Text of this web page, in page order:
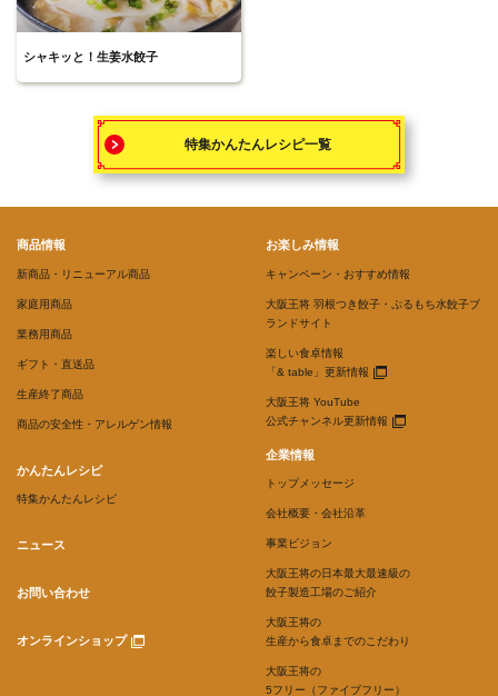
シャキッと！生姜水餃子
特集かんたんレシピ一覧
商品情報
新商品・リニューアル商品
家庭用商品
業務用商品
ギフト・直送品
生産終了商品
商品の安全性・アレルゲン情報
お楽しみ情報
キャンペーン・おすすめ情報
大阪王将 羽根つき餃子・ぷるもち水餃子ブ
ランドサイト
楽しい食卓情報
「& table」更新情報
大阪王将 YouTube
公式チャンネル更新情報
かんたんレシピ
特集かんたんレシピ
ニュース
お問い合わせ
オンラインショップ
企業情報
トップメッセージ
会社概要・会社沿革
事業ビジョン
大阪王将の日本最大最速級の
餃子製造工場のご紹介
大阪王将の
生産から食卓までのこだわり
大阪王将の
5フリー（ファイブフリー）